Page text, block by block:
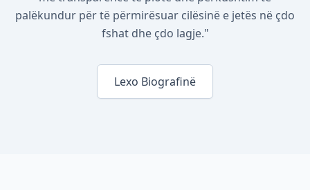
palëkundur për të përmirësuar cilësinë e jetës në çdo
fshat dhe çdo lagje."
Lexo Biografinë